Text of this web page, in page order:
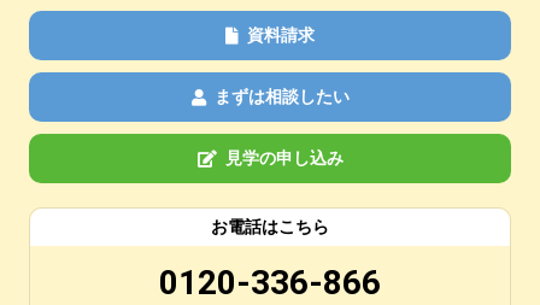
資料請求
まずは相談したい
見学の申し込み
お電話はこちら
0120-336-866